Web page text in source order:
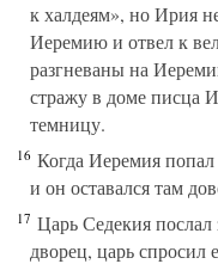
к халдеям», но Ирия
Иеремию и отвел к
разгневаны на
стражу в доме писца
темницу.
16 Когда Иеремия попал
и он оставался там
17 Царь Седекия послал
дворец, царь спросил